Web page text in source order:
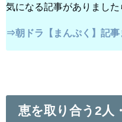
気になる記事がありました
⇒朝ドラ【まんぷく】記事
恵を取り合う2人